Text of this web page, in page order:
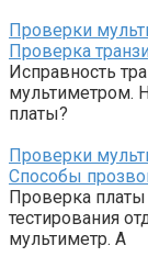
Проверки
Проверка
Исправность
мультиметром.
платы?
Проверки
Способы
Проверка платы
тестирования
мультиметр. А